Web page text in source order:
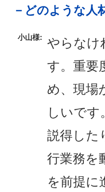
－どのような人
小山様: やらなけ
す。重要
め、現場
しいで
説得した
行業務を
を前提